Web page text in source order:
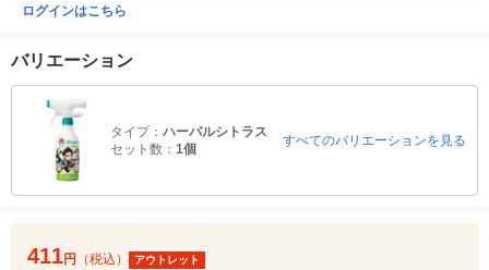
ログインはこちら
バリエーション
タイプ： ハーバルシトラス
セット数： 1個
すべてのバリエーションを見る
411円 （税込） アウトレット